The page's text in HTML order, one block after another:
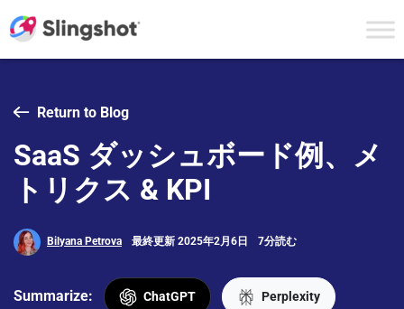
Return to Blog
SaaS ダッシュボード例、メ
トリクス & KPI
Bilyana Petrova 最終更新 2025年2月6日 7分読む
Summarize: ChatGPT Perplexity